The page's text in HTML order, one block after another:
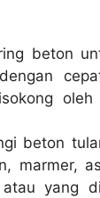
beton
beton
marmer,
yang